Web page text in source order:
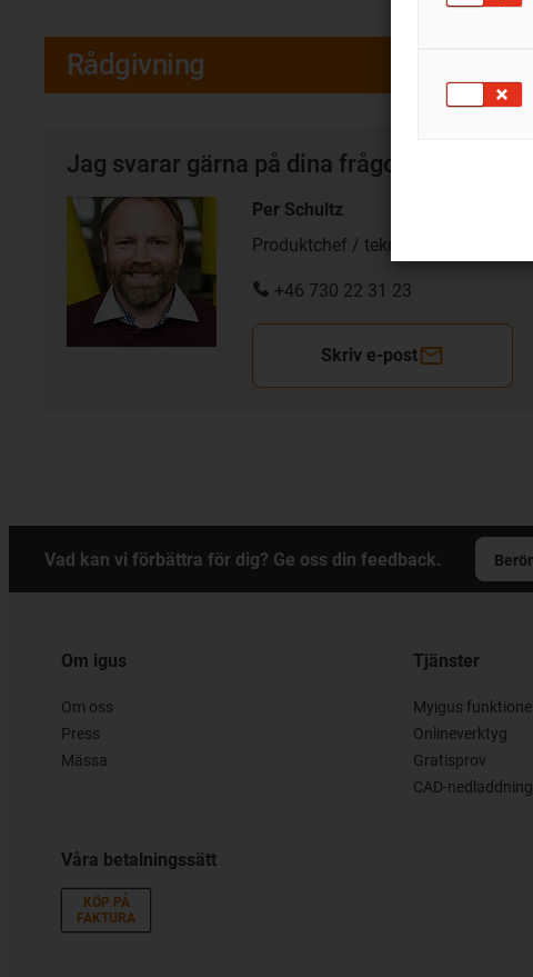
Rådgivning
Jag svarar gärna på dina frågor personligen
Per Schultz
Produktchef / teknisk rådgivning
+46 730 22 31 23
Skriv e-post
Vad kan vi förbättra för dig? Ge oss din feedback.
Om igus
Om oss
Press
Mässa
Våra betalningssätt
KÖP PÅ
FAKTURA
Tjänster
Myigus
Onlineverktyg
Gratisprov
CAD-